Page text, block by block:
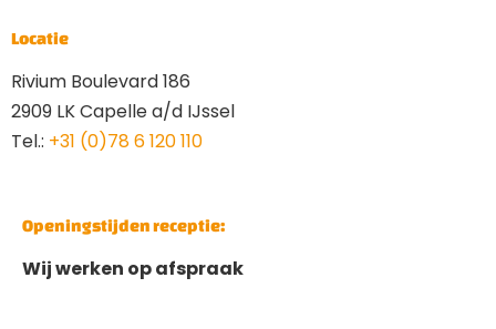
Locatie
Rivium Boulevard 186
2909 LK Capelle a/d IJssel
Tel.: +31 (0)78 6 120 110
Openingstijden receptie:
Wij werken op afspraak